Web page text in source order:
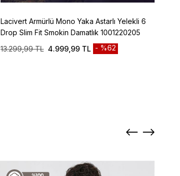
Lacivert Armürlü Mono Yaka Astarlı Yelekli 6
Drop Slim Fit Smokin Damatlık 1001220205
13.299,99 TL 4.999,99 TL %62